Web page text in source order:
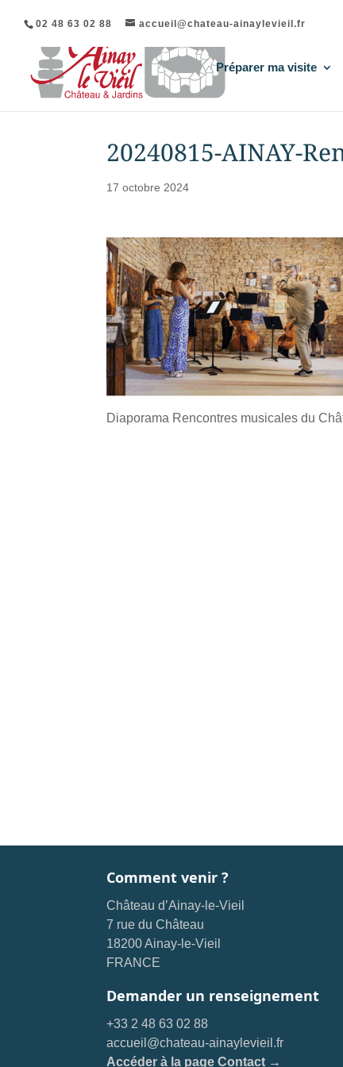
02 48 63 02 88 accueil@chateau-ainaylevieil.fr
Préparer ma visite
20240815-AINAY-
17 octobre 2024
Diaporama Rencontres musicales du
Comment venir ?
Château d’Ainay-le-Vieil
7 rue du Château
18200 Ainay-le-Vieil
FRANCE
Demander un renseignement
+33 2 48 63 02 88
accueil@chateau-ainaylevieil.fr
Accéder à la page Contact →